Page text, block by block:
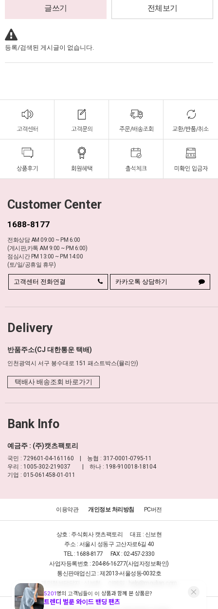
글쓰기 전체보기
등록/검색된 게시글이 없습니다.
Customer Center
1688-8177
전화상담 AM 09:00 ~ PM 6:00
(게시판,카톡 AM 9:00 ~ PM 6:00)
점심시간 PM 13:00 ~ PM 14:00
(토/일/공휴일 휴무)
고객센터 전화연결 카카오톡 상담하기
Delivery
반품주소(CJ 대한통운 택배)
인천광역시 서구 봉수대로 151 패스트박스(뮬리안)
택배사 배송조회 바로가기
Bank Info
예금주 : (주)캣츠팩토리
국민 : 729601-04-161160 | 농협 : 317-0001-0795-11
우리 : 1005-302-219037 | 하나 : 198-910018-18104
기업 : 015-061458-01-011
이용약관 개인정보 처리방침 PC버전
상호 : 주식회사 캣츠팩토리
대표 : 신보현
주소 : 서울시 성동구 고산자로6길 40
TEL : 1688-8177
FAX : 02-457-2330
사업자등록번호 : 204-86-16277(사업자정보확인)
통신판매업신고 : 제2013-서울성동-0032호
개인정보담당자 : 신보현